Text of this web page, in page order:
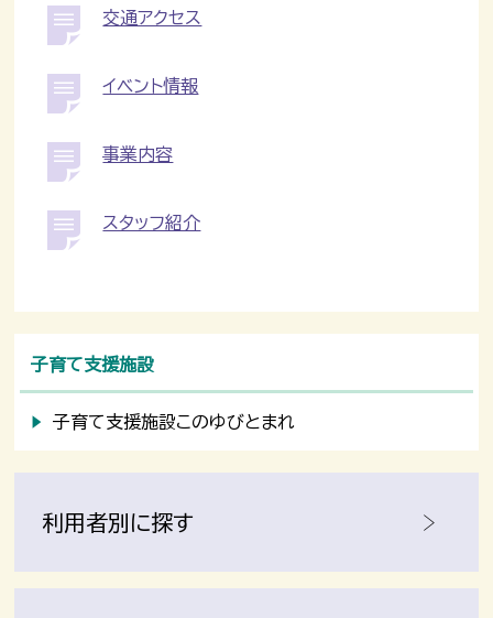
交通アクセス
イベント情報
事業内容
スタッフ紹介
子育て支援施設
子育て支援施設このゆびとまれ
利用者別に探す